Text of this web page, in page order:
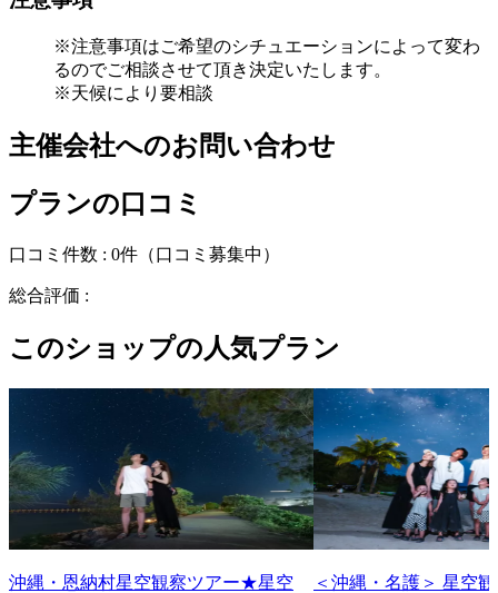
※注意事項はご希望のシチュエーションによって変わ
るのでご相談させて頂き決定いたします。
※天候により要相談
主催会社へのお問い合わせ
プランの口コミ
口コミ件数 : 0件 （口コミ募集中）
総合評価 :
このショップの人気プラン
沖縄・恩納村星空観察ツアー★星空
＜沖縄・名護＞ 星空